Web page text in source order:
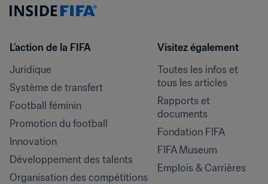
L’action de la FIFA
Juridique
Système de transfert
Football féminin
Promotion du football
Innovation
Développement des talents
Organisation des compétitions
Visitez également
Toutes les infos et
tous les articles
Rapports et
documents
Fondation FIFA
FIFA Museum
Emplois & Carrières